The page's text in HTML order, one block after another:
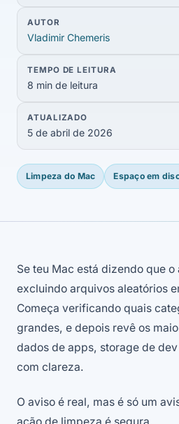
AUTOR
Vladimir Chemeris
TEMPO DE LEITURA
8 min de leitura
ATUALIZADO
5 de abril de 2026
Limpeza do Mac Espaço em
Se teu Mac está dizendo que
excluindo arquivos aleatórios
Começa verificando quais
grandes, e depois revê os
dados de apps, storage de
com clareza.
O aviso é real, mas é só um
ação de limpeza é segura.